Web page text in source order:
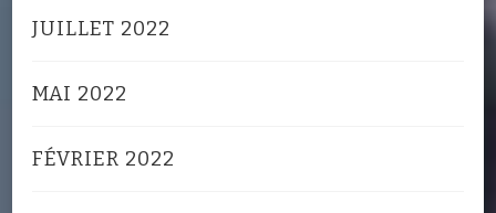
JUILLET 2022
MAI 2022
FÉVRIER 2022